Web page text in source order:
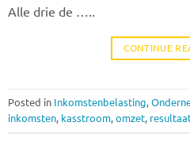
Alle drie de …..
CONTINUE
Posted in Inkomstenbelasting,
inkomsten, kasstroom, omzet,